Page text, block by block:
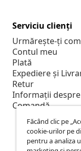
Serviciu clienți
Urmărește-ți
Contul meu
Plată
Expediere și
Retur
Informații
Comandă
Făcând clic pe
cookie-urilor pe
pentru a analiza